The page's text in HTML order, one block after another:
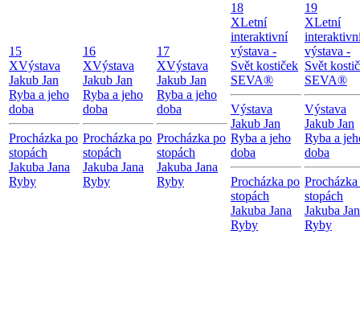
15
XVýstava
Jakub Jan
Ryba a jeho
doba
Procházka po
stopách
Jakuba Jana
Ryby
16
XVýstava
Jakub Jan
Ryba a jeho
doba
Procházka po
stopách
Jakuba Jana
Ryby
17
XVýstava
Jakub Jan
Ryba a jeho
doba
Procházka po
stopách
Jakuba Jana
Ryby
18
XLetní
interaktivní
výstava -
Svět kostiček
SEVA®
Výstava
Jakub Jan
Ryba a jeho
doba
Procházka po
stopách
Jakuba Jana
Ryby
19
XLetní
výstava -
Svět
SEVA®
Výstava
Jakub Jan
Ryba a
doba
stopách
Jakuba
Ryby